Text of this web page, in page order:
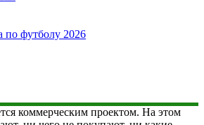
по футболу 2026
коммерческим проектом. На этом